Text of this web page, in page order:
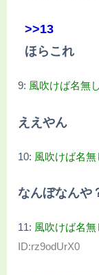
>>13
ほらこれ
9: 風吹けば名無し
ええやん
10: 風吹けば名無
なんぼなんや
11: 風吹けば名無
ID:rz9odUrX0